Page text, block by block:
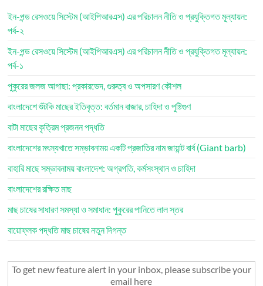
ইন-পন্ড রেসওয়ে সিস্টেম (আইপিআরএস) এর পরিচালন নীতি ও প্রযুক্তিগত মূল্যায়ন:
পর্ব-২
ইন-পন্ড রেসওয়ে সিস্টেম (আইপিআরএস) এর পরিচালন নীতি ও প্রযুক্তিগত মূল্যায়ন:
পর্ব-১
পুকুরের জলজ আগাছা: প্রকারভেদ, গুরুত্ব ও অপসারণ কৌশল
বাংলাদেশে শুঁটকি মাছের ইতিবৃত্ত: বর্তমান বাজার, চাহিদা ও পুষ্টিগুণ
বাটা মাছের কৃত্রিম প্রজনন পদ্ধতি
বাংলাদেশের মৎস্যখাতে সম্ভাবনাময় একটি প্রজাতির নাম জায়ান্ট বার্ব (Giant barb)
বাহারি মাছে সম্ভাবনাময় বাংলাদেশ: অগ্রগতি, কর্মসংস্থান ও চাহিদা
বাংলাদেশের রক্ষিত মাছ
মাছ চাষের সাধারণ সমস্যা ও সমাধান: পুকুরের পানিতে লাল স্তর
বায়োফ্লক পদ্ধতি মাছ চাষের নতুন দিগন্ত
To get new feature alert in your inbox, please subscribe your
email here